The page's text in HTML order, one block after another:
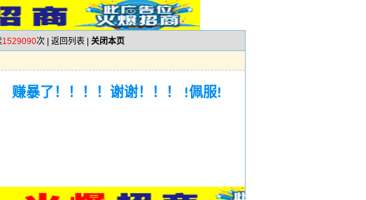
1529090次 | 返回列表 关闭本页
赚暴了！！！！谢谢！！！ !佩服!